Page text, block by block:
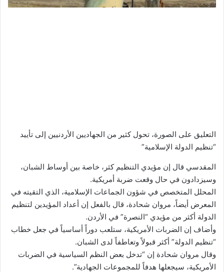
التعليق على الصورة، تحول كثير من الجهاديين الأردنيين إلى تأييد
“تنظيم الدولة الإسلامية”
المقدسي قال إن مؤيدي التنظيم كثر، خاصة بين أوساط الشبان،
وسيزدادون في حال وقعت ضربة أمريكية.
المحلل المتخصص في شؤون الجماعات الإسلامية، الذي التقيته في
المعرض أيضاً، مروان شحادة، قال بالفعل إن أعداد المؤيدين لتنظيم
الدولة أكثر من مؤيدي “النصرة” في الأردن.
وأضاف إن الضربات الأمريكية، ستلعب دوراً أساسياً في جعل خطاب
“تنظيم الدولة” أكثر قبولاً وتعاطفاً لدى الشبان.
وقال مروان شحادة إن “تدخل بعض النظم السياسية في الضربات
الأمريكية، سيجعلها هدفاً للمجموعات الجهادية”.